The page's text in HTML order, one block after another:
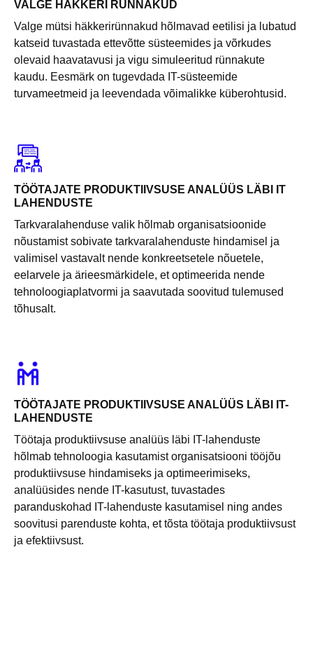
VALGE HÄKKERI RÜNNAKUD
Valge mütsi häkkerirünnakud hõlmavad eetilisi ja lubatud
katseid tuvastada ettevõtte süsteemides ja võrkudes
olevaid haavatavusi ja vigu simuleeritud rünnakute
kaudu. Eesmärk on tugevdada IT-süsteemide
turvameetmeid ja leevendada võimalikke küberohtusid.
TÖÖTAJATE PRODUKTIIVSUSE ANALÜÜS LÄBI IT
LAHENDUSTE
Tarkvaralahenduse valik hõlmab organisatsioonide
nõustamist sobivate tarkvaralahenduste hindamisel ja
valimisel vastavalt nende konkreetsetele nõuetele,
eelarvele ja ärieesmärkidele, et optimeerida nende
tehnoloogiaplatvormi ja saavutada soovitud tulemused
tõhusalt.
TÖÖTAJATE PRODUKTIIVSUSE ANALÜÜS LÄBI IT-
LAHENDUSTE
Töötaja produktiivsuse analüüs läbi IT-lahenduste
hõlmab tehnoloogia kasutamist organisatsiooni tööjõu
produktiivsuse hindamiseks ja optimeerimiseks,
analüüsides nende IT-kasutust, tuvastades
paranduskohad IT-lahenduste kasutamisel ning andes
soovitusi parenduste kohta, et tõsta töötaja produktiivsust
ja efektiivsust.